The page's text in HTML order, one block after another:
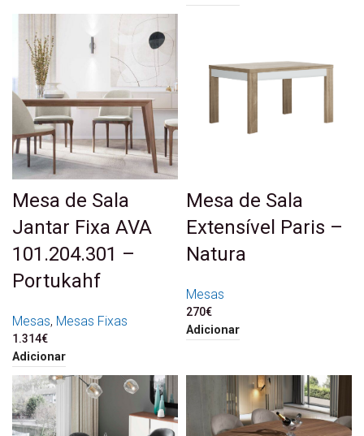
Mesa de Sala
Jantar Fixa AVA
101.204.301 –
Portukahf
Mesas, Mesas Fixas
1.314€
Adicionar
Mesa de Sala
Extensível Paris –
Natura
Mesas
270€
Adicionar